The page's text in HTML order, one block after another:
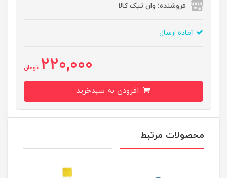
فروشنده: وان تیک کالا
آماده ارسال
220,000 تومان
محصولات مرتبط